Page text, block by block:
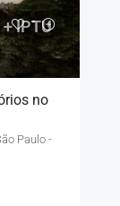
IPTU
no
Paulo -